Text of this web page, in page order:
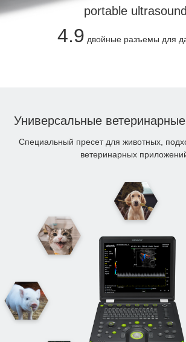
portable ultrasound
4.9 двойные разъемы для
Универсальные
Специальный пресет для животных,
ветеринарных